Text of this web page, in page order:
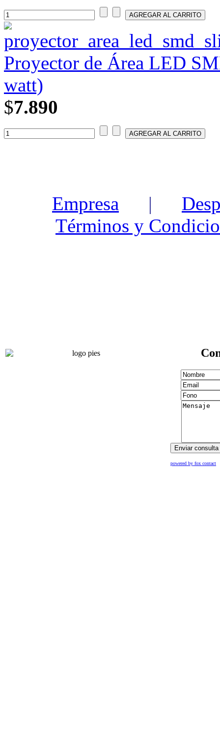
Proyector de Área LED
watt)
$7.890
Empresa |
Términos y
powered by fox contact